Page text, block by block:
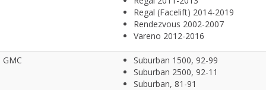
Regal (Facelift) 2014-2019
Rendezvous 2002-2007
Vareno 2012-2016
GMC
Suburban 1500, 92-99
Suburban 2500, 92-11
Suburban, 81-91